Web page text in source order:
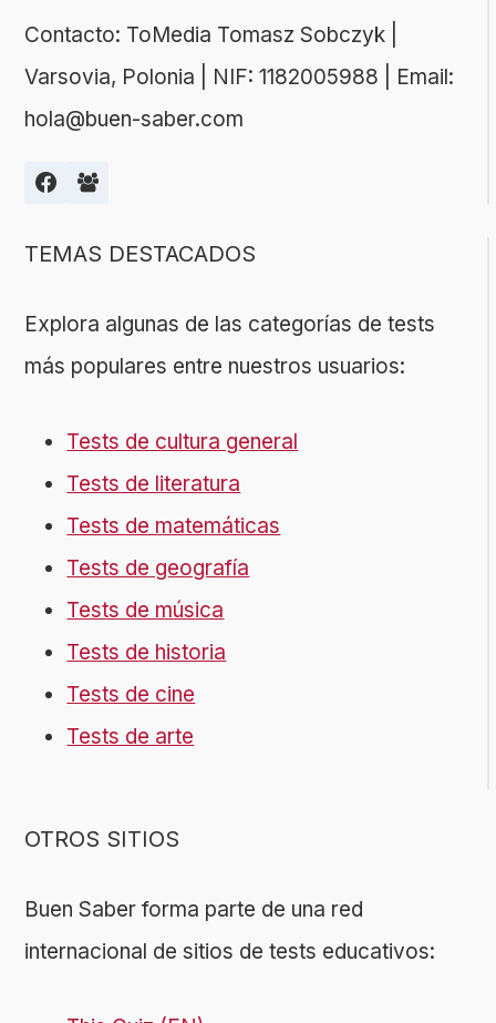
Contacto: ToMedia Tomasz Sobczyk |
Varsovia, Polonia | NIF: 1182005988 | Email:
hola@buen-saber.com
TEMAS DESTACADOS
Explora algunas de las categorías de tests
más populares entre nuestros usuarios:
Tests de cultura general
Tests de literatura
Tests de matemáticas
Tests de geografía
Tests de música
Tests de historia
Tests de cine
Tests de arte
OTROS SITIOS
Buen Saber forma parte de una red
internacional de sitios de tests educativos: